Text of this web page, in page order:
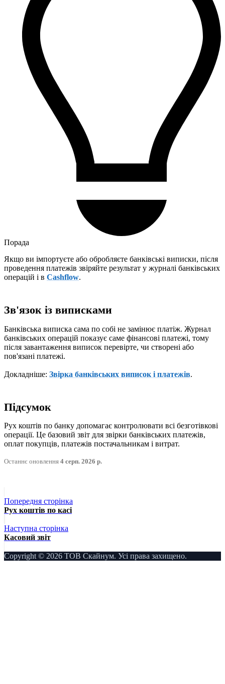
Порада
Якщо ви імпортуєте або обробляєте банківські виписки, після
проведення платежів звіряйте результат у журналі банківських
операцій і в Cashflow.
Зв'язок із виписками
Банківська виписка сама по собі не замінює платіж. Журнал
банківських операцій показує саме фінансові платежі, тому
після завантаження виписок перевірте, чи створені або
пов'язані платежі.
Докладніше: Звірка банківських виписок і платежів.
Підсумок
Рух коштів по банку допомагає контролювати всі безготівкові
операції. Це базовий звіт для звірки банківських платежів,
оплат покупців, платежів постачальникам і витрат.
Останнє оновлення 4 серп. 2026 р.
Попередня сторінка
Рух коштів по касі
Наступна сторінка
Касовий звіт
Copyright © 2026 ТОВ Скайнум. Усі права захищено.